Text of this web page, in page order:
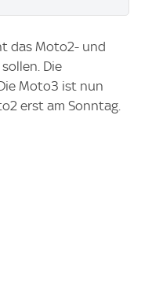
das Moto2- und
Die
Moto3 ist nun
erst am Sonntag.